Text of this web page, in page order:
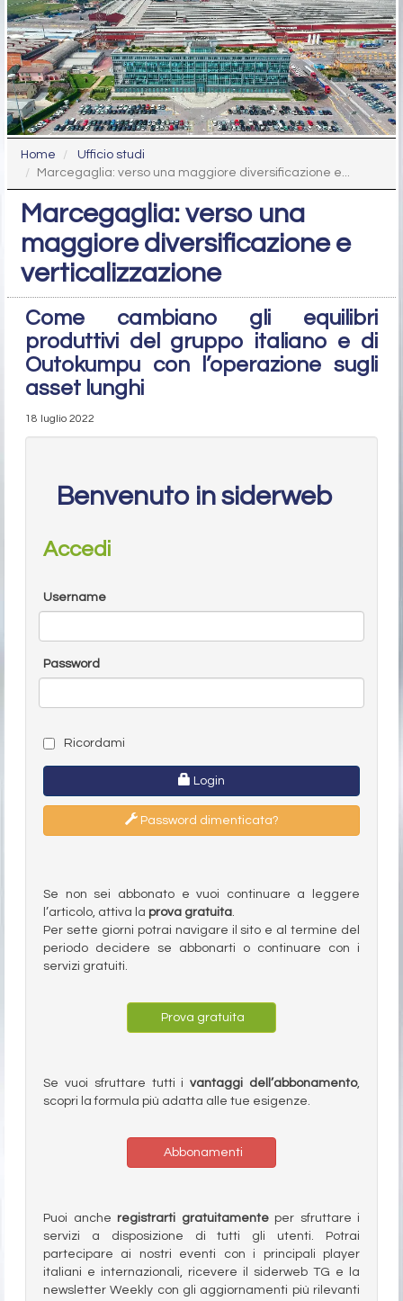
Home
Ufficio studi
Marcegaglia: verso una maggiore diversificazione e...
Marcegaglia: verso una
maggiore diversificazione e
verticalizzazione
Come cambiano gli equilibri
produttivi del gruppo italiano e di
Outokumpu con l’operazione sugli
asset lunghi
18 luglio 2022
Benvenuto in siderweb
Accedi
Username
Password
Ricordami
Login
Password dimenticata?
Se non sei abbonato e vuoi continuare a leggere
l’articolo, attiva la prova gratuita.
Per sette giorni potrai navigare il sito e al termine del
periodo decidere se abbonarti o continuare con i
servizi gratuiti.
Prova gratuita
Se vuoi sfruttare tutti ivantaggi dell’abbonamento,
scopri la formula più adatta alle tue esigenze.
Abbonamenti
Puoi anche registrarti gratuitamenteper sfruttare i
servizi a disposizione di tutti gli utenti. Potrai
partecipare ai nostri eventi con i principali player
italiani e internazionali, ricevere il siderweb TG e la
newsletter Weekly con gli aggiornamenti più rilevanti